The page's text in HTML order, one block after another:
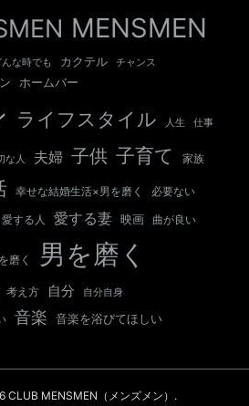
MENSMEN
んな時でも カクテル チャンス
ホームバー
ライフスタイル 人生 仕事
な人 夫婦 子供 子育て 家族
幸せな結婚生活×男を磨く 必要ない
愛する人 愛する妻 映画 曲が良い
磨く 男を磨く
考え方 自分 自分自身
音楽 音楽を浴びてほしい
MENSMEN（メンズメン）.